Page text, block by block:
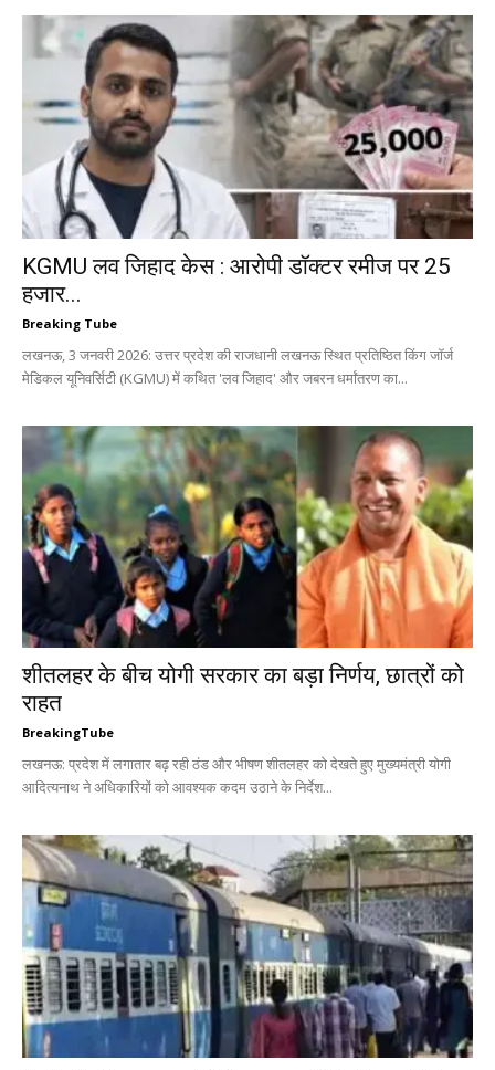
KGMU लव जिहाद केस : आरोपी डॉक्टर रमीज पर 25
हजार...
Breaking Tube
लखनऊ, 3 जनवरी 2026: उत्तर प्रदेश की राजधानी लखनऊ स्थित प्रतिष्ठित किंग जॉर्ज
मेडिकल यूनिवर्सिटी (KGMU) में कथित 'लव जिहाद' और जबरन धर्मांतरण का...
शीतलहर के बीच योगी सरकार का बड़ा निर्णय, छात्रों को
राहत
BreakingTube
लखनऊ: प्रदेश में लगातार बढ़ रही ठंड और भीषण शीतलहर को देखते हुए मुख्यमंत्री योगी
आदित्यनाथ ने अधिकारियों को आवश्यक कदम उठाने के निर्देश...